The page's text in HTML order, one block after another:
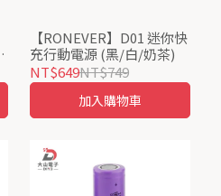
【RONEVER】D01 迷你快
充行動電源 (黑/白/奶茶)
NT$649NT$749
加入購物車